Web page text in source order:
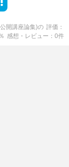
開講座論集)の 評価
％ 感想・レビュー 0件